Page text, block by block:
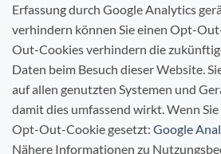
Erfassung durch Google Analytics
verhindern können Sie einen Opt-
Out-Cookies verhindern die
Daten beim Besuch dieser Website.
auf allen genutzten Systemen und
damit dies umfassend wirkt. Wenn
Opt-Out-Cookie gesetzt: Google
Nähere Informationen zu